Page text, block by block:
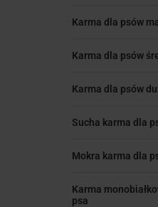
Karma dla psów
Karma dla psów
Karma dla psów
Sucha karma dla
Mokra karma dla
Karma
psa